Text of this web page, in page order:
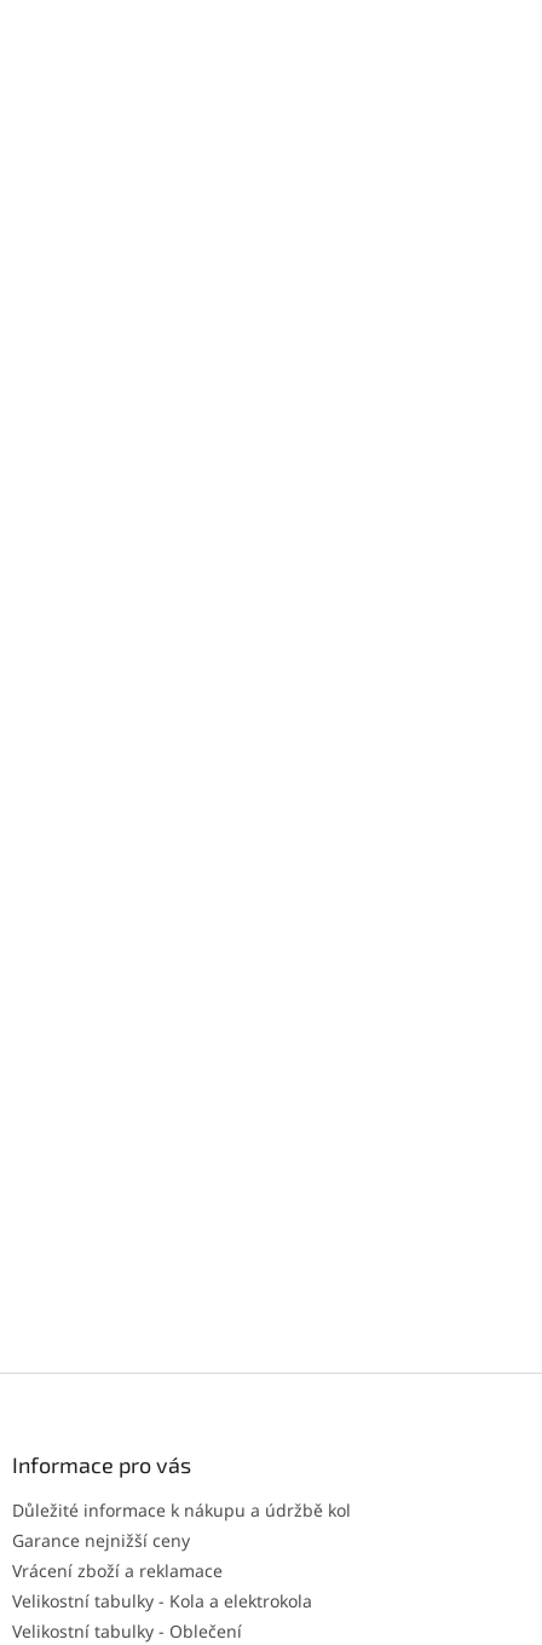
Informace pro vás
Důležité informace k nákupu a údržbě kol
Garance nejnižší ceny
Vrácení zboží a reklamace
Velikostní tabulky - Kola a elektrokola
Velikostní tabulky - Oblečení